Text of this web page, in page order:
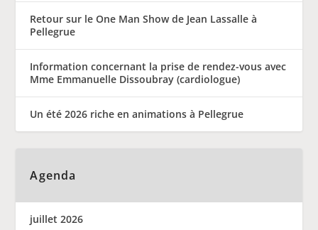
Retour sur le One Man Show de Jean Lassalle à
Pellegrue
Information concernant la prise de rendez-vous avec
Mme Emmanuelle Dissoubray (cardiologue)
Un été 2026 riche en animations à Pellegrue
Agenda
juillet 2026